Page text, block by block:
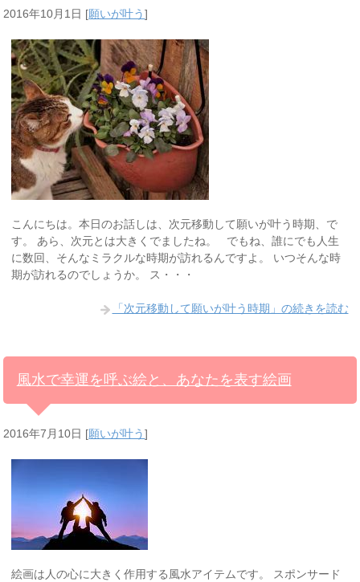
2016年10月1日 [願いが叶う]
こんにちは。本日のお話しは、次元移動して願いが叶う時期、で
す。 あら、次元とは大きくでましたね。 でもね、誰にでも人生
に数回、そんなミラクルな時期が訪れるんですよ。 いつそんな時
期が訪れるのでしょうか。 ス・・・
「次元移動して願いが叶う時期」の続きを読む
風水で幸運を呼ぶ絵と、あなたを表す絵画
2016年7月10日 [願いが叶う]
絵画は人の心に大きく作用する風水アイテムです。 スポンサード